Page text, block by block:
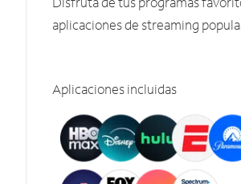
aplicaciones de streaming
Aplicaciones incluidas